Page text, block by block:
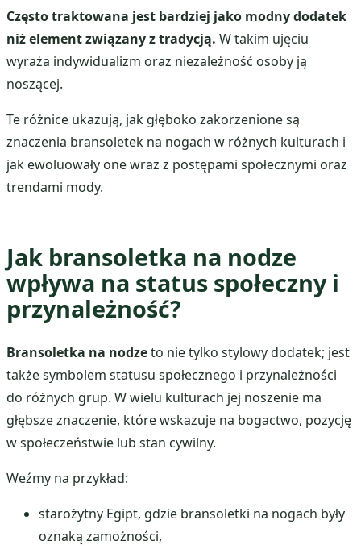
Często traktowana jest bardziej jako modny dodatek
niż element związany z tradycją. W takim ujęciu
wyraża indywidualizm oraz niezależność osoby ją
noszącej.
Te różnice ukazują, jak głęboko zakorzenione są
znaczenia bransoletek na nogach w różnych kulturach i
jak ewoluowały one wraz z postępami społecznymi oraz
trendami mody.
Jak bransoletka na nodze
wpływa na status społeczny i
przynależność?
Bransoletka na nodzeto nie tylko stylowy dodatek; jest
także symbolem statusu społecznego i przynależności
do różnych grup. W wielu kulturach jej noszenie ma
głębsze znaczenie, które wskazuje na bogactwo, pozycję
w społeczeństwie lub stan cywilny.
Weźmy na przykład:
starożytny Egipt, gdzie bransoletki na nogach były
oznaką zamożności,